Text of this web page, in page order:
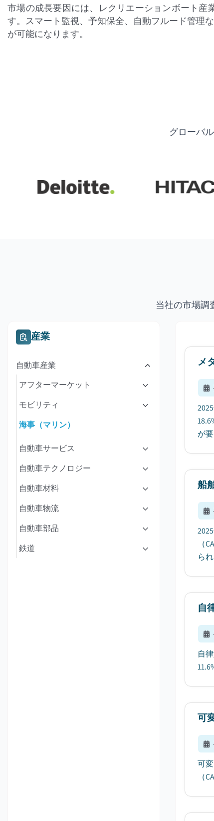
市場の成長要因には、レクリエーションボート産
す。スマート監視、予知保全、自動フルード管理
が可能になります。
グローバ
当社の市場調
産業
自動車産業
アフターマーケット
モビリティ
海事（マリン）
自動車サービス
自動車テクノロジー
自動車材料
自動車物流
自動車部品
鉄道
メ
が
船
（
ら
自
自
可
可
（